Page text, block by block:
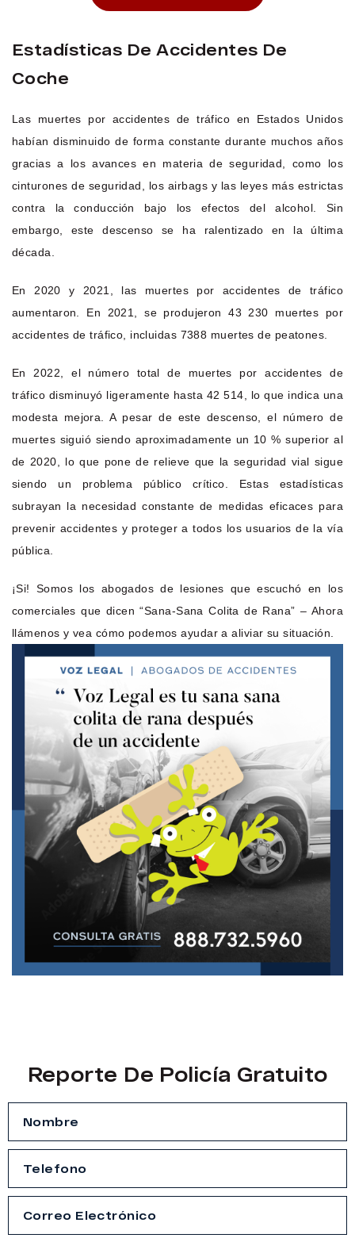
Estadísticas De Accidentes De
Coche
Las muertes por accidentes de tráfico en Estados Unidos
habían disminuido de forma constante durante muchos años
gracias a los avances en materia de seguridad, como los
cinturones de seguridad, los airbags y las leyes más estrictas
contra la conducción bajo los efectos del alcohol. Sin
embargo, este descenso se ha ralentizado en la última
década.
En 2020 y 2021, las muertes por accidentes de tráfico
aumentaron. En 2021, se produjeron 43 230 muertes por
accidentes de tráfico, incluidas 7388 muertes de peatones.
En 2022, el número total de muertes por accidentes de
tráfico disminuyó ligeramente hasta 42 514, lo que indica una
modesta mejora. A pesar de este descenso, el número de
muertes siguió siendo aproximadamente un 10 % superior al
de 2020, lo que pone de relieve que la seguridad vial sigue
siendo un problema público crítico. Estas estadísticas
subrayan la necesidad constante de medidas eficaces para
prevenir accidentes y proteger a todos los usuarios de la vía
pública.
¡Si! Somos los abogados de lesiones que escuchó en los
comerciales que dicen “Sana-Sana Colita de Rana” – Ahora
llámenos y vea cómo podemos ayudar a aliviar su situación.
Reporte De Policía Gratuito